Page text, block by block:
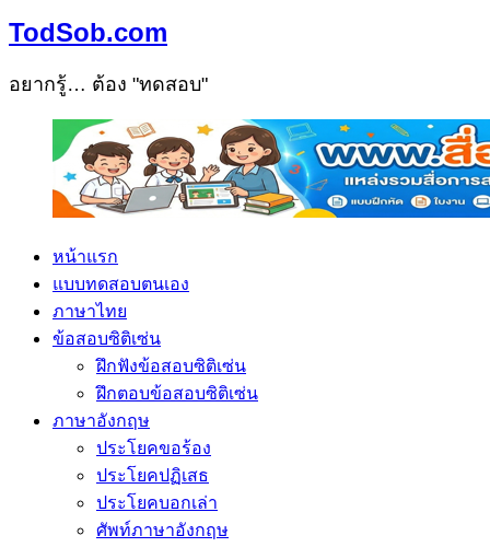
TodSob.com
อยากรู้… ต้อง "ทดสอบ"
หน้าแรก
แบบทดสอบตนเอง
ภาษาไทย
ข้อสอบซิติเซ่น
ฝึกฟังข้อสอบซิติเซ่น
ฝึกตอบข้อสอบซิติเซ่น
ภาษาอังกฤษ
ประโยคขอร้อง
ประโยคปฏิเสธ
ประโยคบอกเล่า
ศัพท์ภาษาอังกฤษ